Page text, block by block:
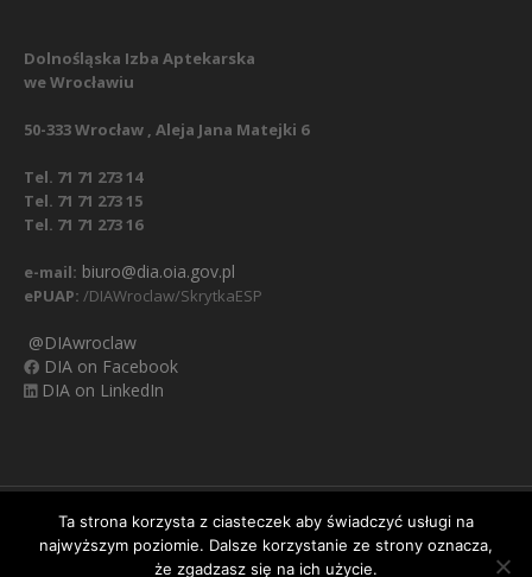
Ważna informacja:zmiana numerów telefonów
Dolnośląska Izba Aptekarska
we Wrocławiu
50-333 Wrocław , Aleja Jana Matejki 6
Tel. 71 71 273 14
Tel. 71 71 273 15
Tel. 71 71 273 16
e-mail: biuro@dia.oia.gov.pl
ePUAP: /DIAWroclaw/SkrytkaESP
@DIAwroclaw
DIA on Facebook
DIA on LinkedIn
Nasz Facebook Regulamin
Polityka prywatności
Obowiązek informacyjny RODO
Klauzula informacyjna
Ta strona korzysta z ciasteczek aby świadczyć usługi na
najwyższym poziomie. Dalsze korzystanie ze strony oznacza,
że zgadzasz się na ich użycie.